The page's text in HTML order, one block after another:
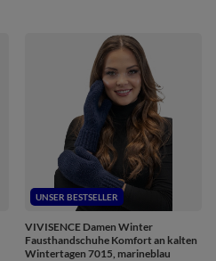
UNSER BESTSELLER
VIVISENCE Damen Winter
Fausthandschuhe Komfort an kalten
Wintertagen 7015, marineblau